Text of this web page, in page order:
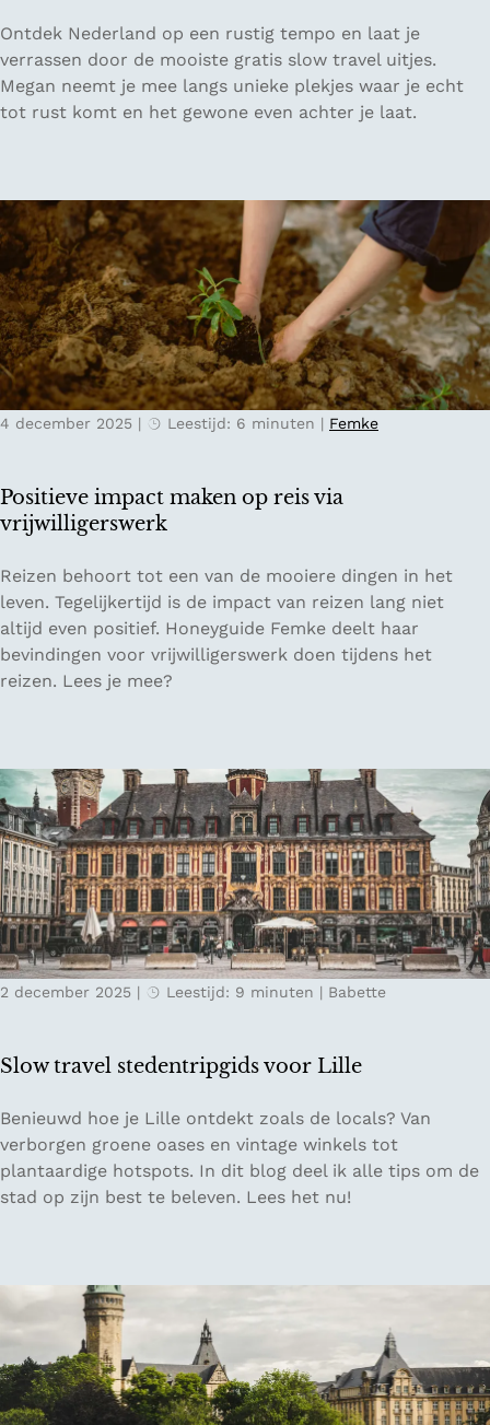
e
i
n
Z
s
e
r
l
a
n
d
N
e
d
e
a
n
d
7
x
g
r
s
s
l
o
w
t
r
a
v
u
i
j
e
s
i
n
d
e
r
l
a
n
d
Ontdek Nederland op een rustig tempo en laat je
verrassen door de mooiste gratis slow travel uitjes.
Megan neemt je mee langs unieke plekjes waar je echt
tot rust komt en het gewone even achter je laat.
Positieve impact maken op reis via
vrijwilligerswerk
4 december 2025 | Leestijd: 6 minuten | Femke
P
o
s
i
t
e
i
m
p
a
c
t
m
a
n
p
r
e
i
i
v
r
i
j
Reizen behoort tot een van de mooiere dingen in het
leven. Tegelijkertijd is de impact van reizen lang niet
altijd even positief. Honeyguide Femke deelt haar
bevindingen voor vrijwilligerswerk doen tijdens het
reizen. Lees je mee?
Slow travel stedentripgids voor Lille
2 december 2025 | Leestijd: 9 minuten | Babette
S
l
o
w
s
Benieuwd hoe je Lille ontdekt zoals de locals? Van
verborgen groene oases en vintage winkels tot
plantaardige hotspots. In dit blog deel ik alle tips om de
stad op zijn best te beleven. Lees het nu!